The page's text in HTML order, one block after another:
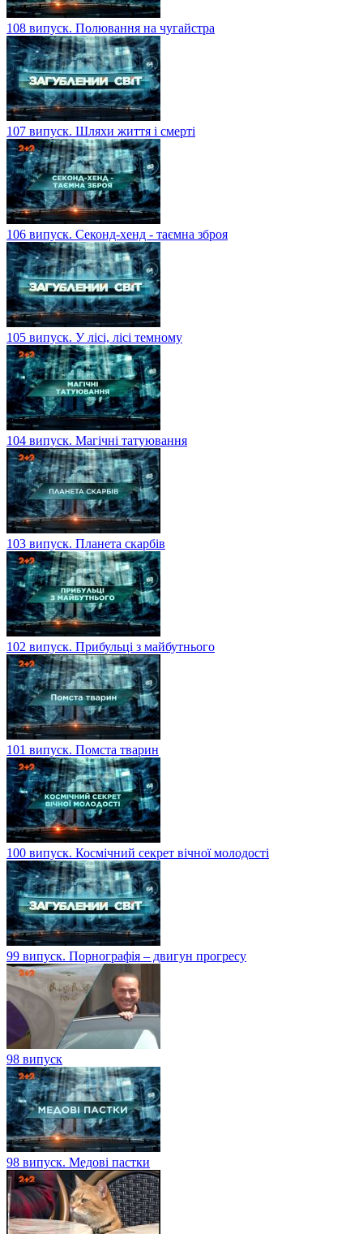
108 випуск. Полювання на чугайстра
107 випуск. Шляхи життя і смерті
106 випуск. Секонд-хенд - таємна зброя
105 випуск. У лісі, лісі темному
104 випуск. Магічні татуювання
103 випуск. Планета скарбів
102 випуск. Прибульці з майбутнього
101 випуск. Помста тварин
100 випуск. Космічний секрет вічної молодості
99 випуск. Порнографія – двигун прогресу
98 випуск
98 випуск. Медові пастки